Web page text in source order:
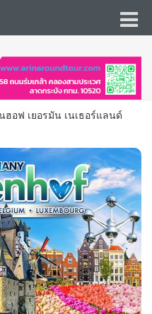
ฮอฟ เยอรมัน เนเธอร์แลนด์